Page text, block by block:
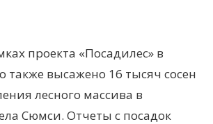
проекта «Посадилес» в
высажено 16 тысяч сосен
лесного массива в
Сюмси. Отчеты с посадок